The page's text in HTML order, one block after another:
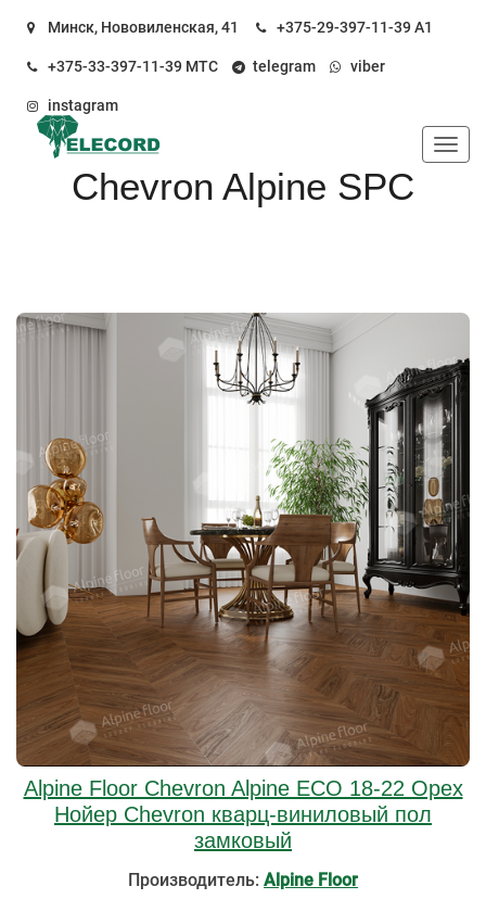
Минск, Нововиленская, 41 +375-29-397-11-39А1
+375-33-397-11-39 МТС telegram viber
instagram
Chevron Alpine SPC
Alpine Floor Chevron Alpine ECO 18-22 Орех
Нойер Chevron кварц-виниловый пол
замковый
Производитель: Alpine Floor